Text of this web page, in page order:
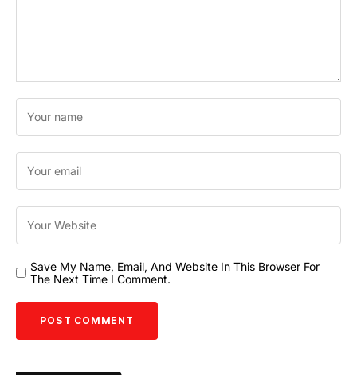
Save My Name, Email, And Website In This Browser For
The Next Time I Comment.